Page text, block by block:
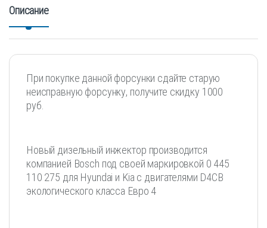
Описание
При покупке данной форсунки сдайте старую
неисправную форсунку, получите скидку 1000
руб.
Новый дизельный инжектор производится
компанией Bosch под своей маркировкой 0 445
110 275 для Hyundai и Kia с двигателями D4CB
экологического класса Евро 4